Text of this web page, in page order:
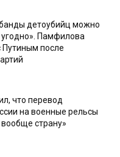
детоубийц можно
Памфилова
Путиным после
что перевод
на военные рельсы
страну»